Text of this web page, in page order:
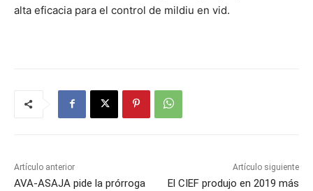
alta eficacia para el control de mildiu en vid.
Artículo anterior
AVA-ASAJA pide la prórroga
Artículo siguiente
El CIEF produjo en 2019 más